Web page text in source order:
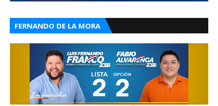
FERNANDO DE LA MORA